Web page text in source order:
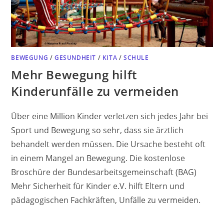
BEWEGUNG /GESUNDHEIT / KITA /SCHULE
Mehr Bewegung hilft
Kinderunfälle zu vermeiden
Über eine Million Kinder verletzen sich jedes Jahr bei
Sport und Bewegung so sehr, dass sie ärztlich
behandelt werden müssen. Die Ursache besteht oft
in einem Mangel an Bewegung. Die kostenlose
Broschüre der Bundesarbeitsgemeinschaft (BAG)
Mehr Sicherheit für Kinder e.V. hilft Eltern und
pädagogischen Fachkräften, Unfälle zu vermeiden.